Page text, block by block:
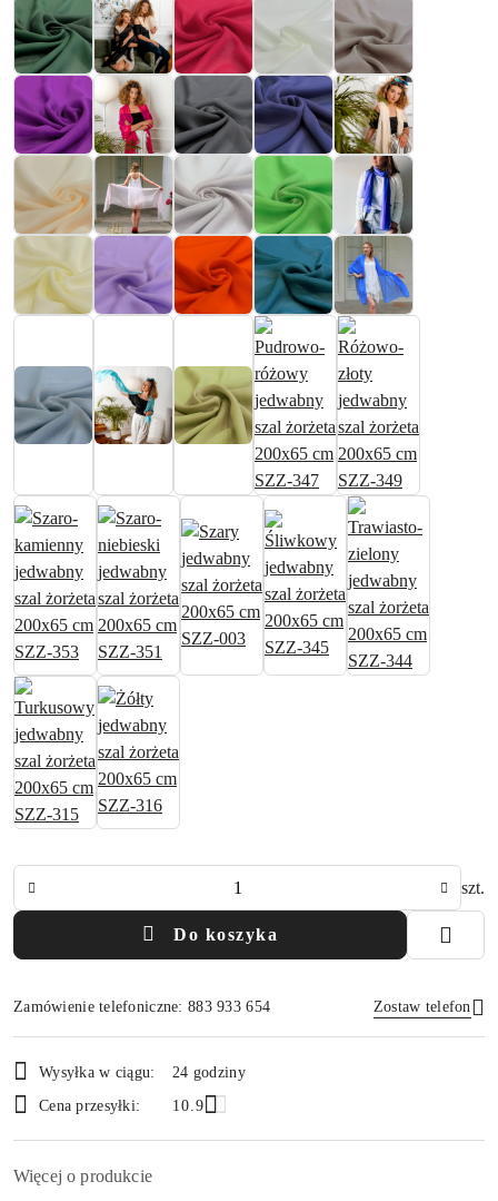
szt.
Do koszyka
Zamówienie telefoniczne: 883 933 654 Zostaw telefon
i
dostawa
Wysyłka w ciągu:
24 godziny
Cena przesyłki:
10.9
Więcej o produkcie